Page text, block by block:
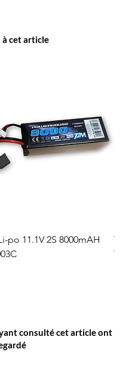
cet article
po 11.1V 2S 8000mAH
Prix
consulté cet article ont